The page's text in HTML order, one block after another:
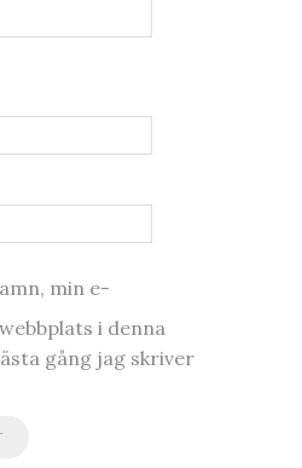
min e-
i denna
gång jag skriver